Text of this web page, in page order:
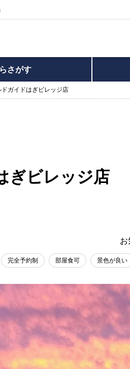
さがす
ガイドはぎビレッジ店
ぎビレッジ店
お
完全予約制 部屋食可 景色が良い